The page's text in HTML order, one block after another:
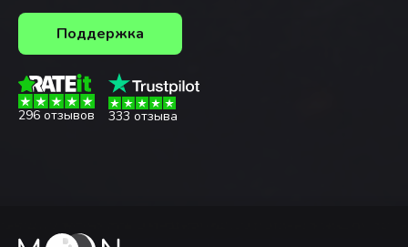
Поддержка
296 отзывов 333 отзыва